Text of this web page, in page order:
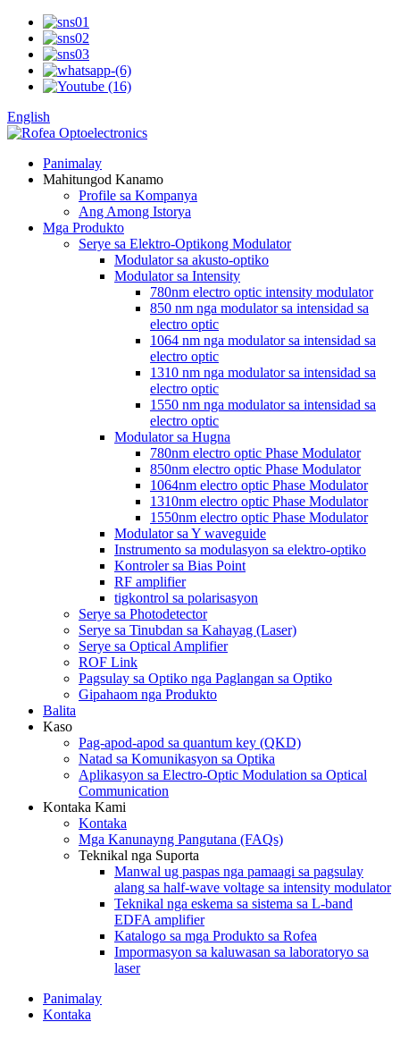
English
Panimalay
Mahitungod Kanamo
Profile sa Kompanya
Ang Among Istorya
Mga Produkto
Serye sa Elektro-Optikong Modulator
Modulator sa akusto-optiko
Modulator sa Intensity
780nm electro optic intensity modulator
850 nm nga modulator sa intensidad sa
electro optic
1064 nm nga modulator sa intensidad sa
electro optic
1310 nm nga modulator sa intensidad sa
electro optic
1550 nm nga modulator sa intensidad sa
electro optic
Modulator sa Hugna
780nm electro optic Phase Modulator
850nm electro optic Phase Modulator
1064nm electro optic Phase Modulator
1310nm electro optic Phase Modulator
1550nm electro optic Phase Modulator
Modulator sa Y waveguide
Instrumento sa modulasyon sa elektro-optiko
Kontroler sa Bias Point
RF amplifier
tigkontrol sa polarisasyon
Serye sa Photodetector
Serye sa Tinubdan sa Kahayag (Laser)
Serye sa Optical Amplifier
ROF Link
Pagsulay sa Optiko nga Paglangan sa Optiko
Gipahaom nga Produkto
Balita
Kaso
Pag-apod-apod sa quantum key (QKD)
Natad sa Komunikasyon sa Optika
Aplikasyon sa Electro-Optic Modulation sa Optical
Communication
Kontaka Kami
Kontaka
Mga Kanunayng Pangutana (FAQs)
Teknikal nga Suporta
Manwal ug paspas nga pamaagi sa pagsulay
alang sa half-wave voltage sa intensity modulator
Teknikal nga eskema sa sistema sa L-band
EDFA amplifier
Katalogo sa mga Produkto sa Rofea
Impormasyon sa kaluwasan sa laboratoryo sa
laser
Panimalay
Kontaka